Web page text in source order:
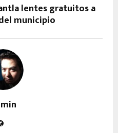
lentes gratuitos a
municipio